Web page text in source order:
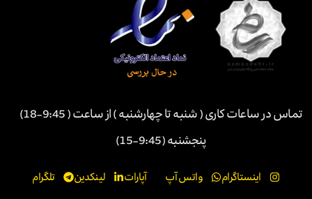
تماس در ساعات کاری ( شنبه تا چهارشنبه ) از ساعت ( 9:45-18)
پنجشنبه (9:45-15)
اینستاگرام واتس آپ آپارات لینکدین تلگرام